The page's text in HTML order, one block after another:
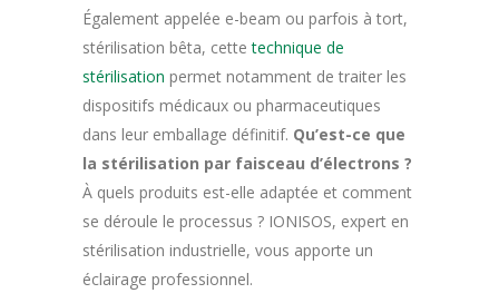
Également appelée e-beam ou parfois à tort,
stérilisation bêta, cettetechnique de
stérilisation permet notamment de traiter les
dispositifs médicaux ou pharmaceutiques
dans leur emballage définitif. Qu’est-ce que
la stérilisation par faisceau d’électrons ?
À quels produits est-elle adaptée et comment
se déroule le processus ? IONISOS, expert en
stérilisation industrielle, vous apporte un
éclairage professionnel.